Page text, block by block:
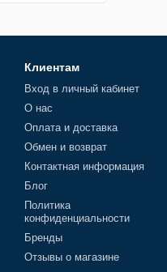
Клиентам
Вход в личный кабинет
О нас
Оплата и доставка
Обмен и возврат
Контактная информация
Блог
Политика
конфиденциальности
Бренды
Отзывы о магазине